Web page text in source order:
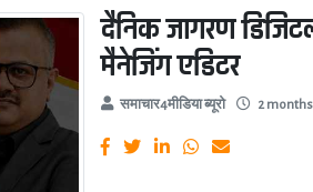
दैनिक जागरण
मैनेजिंग एडिटर
समाचार4मीडिया ब्यूरो 2